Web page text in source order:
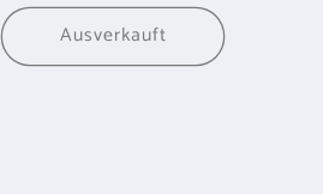
Ausverkauft